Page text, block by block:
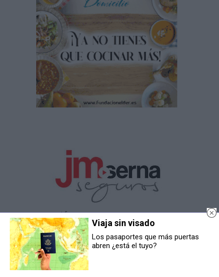
Viaja sin visado
Los pasaportes que más puertas
abren ¿está el tuyo?